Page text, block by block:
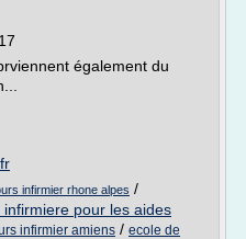
également du
infirmier rhone alpes /
pour les aides
infirmier amiens / ecole de